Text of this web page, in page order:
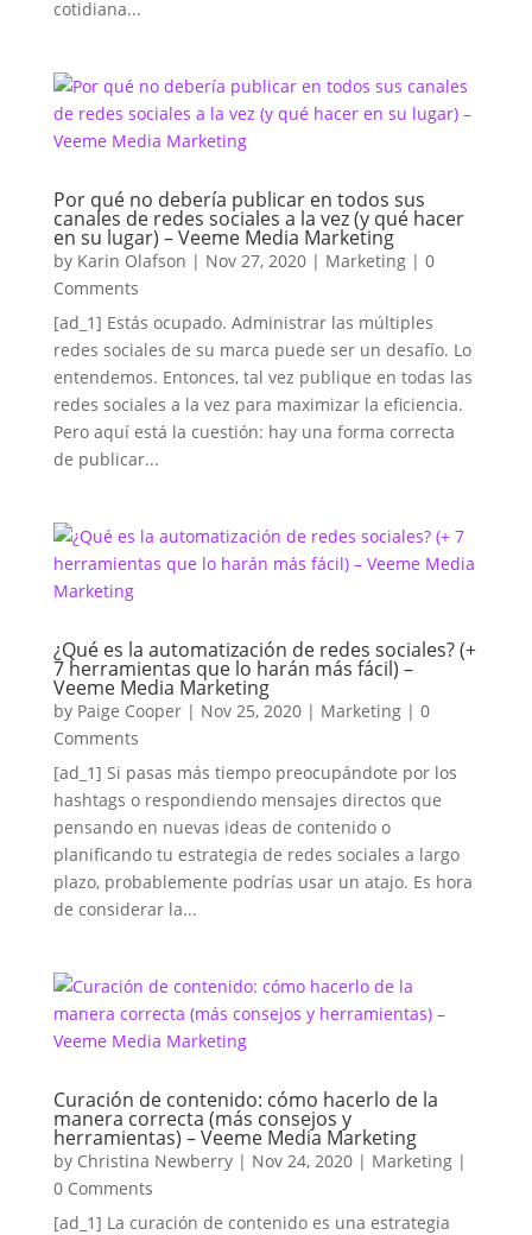
cotidiana...
Por qué no debería publicar en todos sus
canales de redes sociales a la vez (y qué hacer
en su lugar) – Veeme Media Marketing
by Karin Olafson | Nov 27, 2020| Marketing| 0
Comments
[ad_1] Estás ocupado. Administrar las múltiples
redes sociales de su marca puede ser un desafío. Lo
entendemos. Entonces, tal vez publique en todas las
redes sociales a la vez para maximizar la eficiencia.
Pero aquí está la cuestión: hay una forma correcta
de publicar...
¿Qué es la automatización de redes sociales? (+
7 herramientas que lo harán más fácil) –
Veeme Media Marketing
by Paige Cooper| Nov 25, 2020| Marketing| 0
Comments
[ad_1] Si pasas más tiempo preocupándote por los
hashtags o respondiendo mensajes directos que
pensando en nuevas ideas de contenido o
planificando tu estrategia de redes sociales a largo
plazo, probablemente podrías usar un atajo. Es hora
de considerar la...
Curación de contenido: cómo hacerlo de la
manera correcta (más consejos y
herramientas) – Veeme Media Marketing
by Christina Newberry| Nov 24, 2020| Marketing|
0 Comments
[ad_1] La curación de contenido es una estrategia